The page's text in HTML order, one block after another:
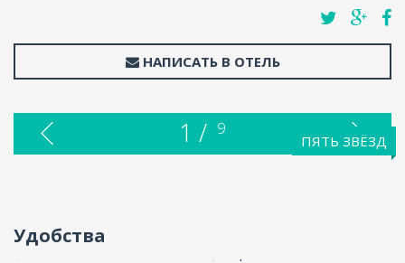
FAQ
КАРТА
НАПИСАТЬ В ОТЕЛЬ
ПЯТЬ ЗВЁЗД
1 / 9
Удобства